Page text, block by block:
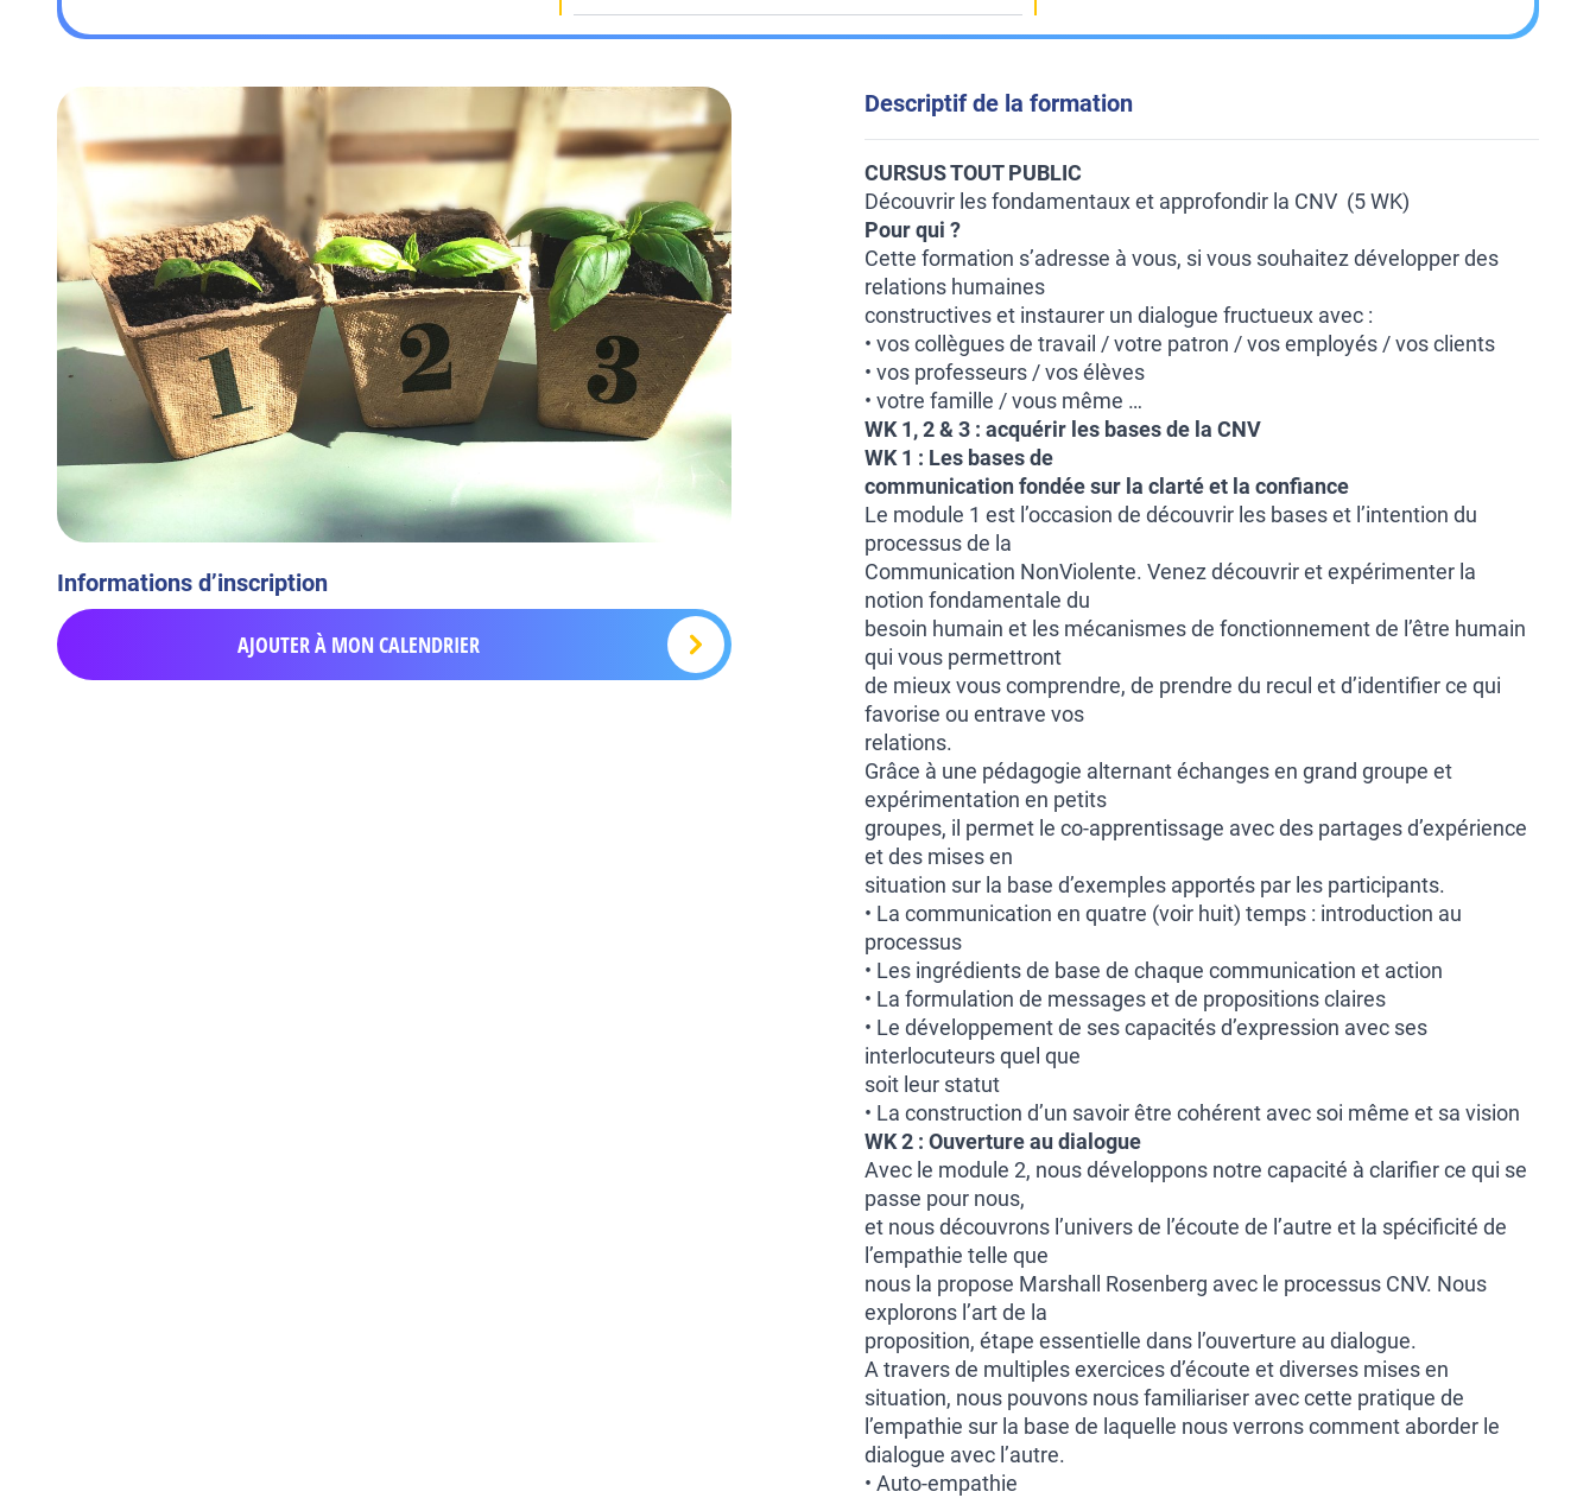
Informations d’inscription
AJOUTER À MON CALENDRIER
Descriptif de la formation
CURSUS TOUT PUBLIC
Découvrir les fondamentaux et approfondir la CNV (5 WK)
Pour qui ?
Cette formation s’adresse à vous, si vous souhaitez développer des
relations humaines
constructives et instaurer un dialogue fructueux avec :
• vos collègues de travail / votre patron / vos employés / vos clients
• vos professeurs / vos élèves
• votre famille / vous même …
WK 1, 2 & 3 : acquérir les bases de la CNV
WK 1 : Les bases de
communication fondée sur la clarté et la confiance
Le module 1 est l’occasion de découvrir les bases et l’intention du
processus de la
Communication NonViolente. Venez découvrir et expérimenter la
notion fondamentale du
besoin humain et les mécanismes de fonctionnement de l’être humain
qui vous permettront
de mieux vous comprendre, de prendre du recul et d’identifier ce qui
favorise ou entrave vos
relations.
Grâce à une pédagogie alternant échanges en grand groupe et
expérimentation en petits
groupes, il permet le co-apprentissage avec des partages d’expérience
et des mises en
situation sur la base d’exemples apportés par les participants.
• La communication en quatre (voir huit) temps : introduction au
processus
• Les ingrédients de base de chaque communication et action
• La formulation de messages et de propositions claires
• Le développement de ses capacités d’expression avec ses
interlocuteurs quel que
soit leur statut
• La construction d’un savoir être cohérent avec soi même et sa vision
WK 2 : Ouverture au dialogue
Avec le module 2, nous développons notre capacité à clarifier ce qui se
passe pour nous,
et nous découvrons l’univers de l’écoute de l’autre et la spécificité de
l’empathie telle que
nous la propose Marshall Rosenberg avec le processus CNV. Nous
explorons l’art de la
proposition, étape essentielle dans l’ouverture au dialogue.
A travers de multiples exercices d’écoute et diverses mises en
situation, nous pouvons nous familiariser avec cette pratique de
l’empathie sur la base de laquelle nous verrons comment aborder le
dialogue avec l’autre.
• Auto-empathie